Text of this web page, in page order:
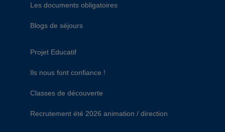
Les documents obligatoires
Blogs de séjours
Projet Educatif
Ils nous font confiance !
Classes de découverte
Recrutement été 2026 animation / direction